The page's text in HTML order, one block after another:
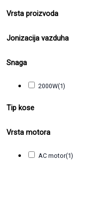
Vrsta proizvoda
Jonizacija vazduha
Snaga
2000W(1)
Tip kose
Vrsta motora
AC motor(1)